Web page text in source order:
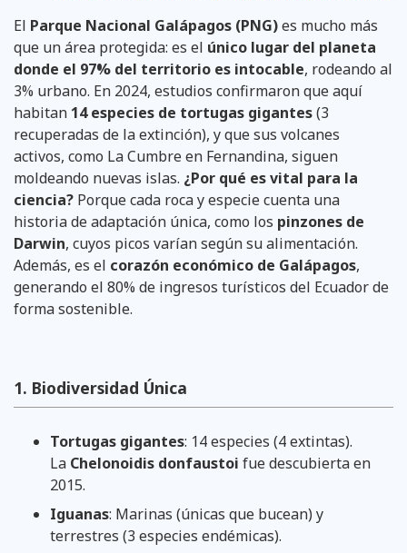
El Parque Nacional Galápagos (PNG)es mucho más
que un área protegida: es el único lugar del planeta
donde el 97% del territorio es intocable, rodeando al
3% urbano. En 2024, estudios confirmaron que aquí
habitan 14 especies de tortugas gigantes(3
recuperadas de la extinción), y que sus volcanes
activos, como La Cumbre en Fernandina, siguen
moldeando nuevas islas. ¿Por qué es vital para la
ciencia? Porque cada roca y especie cuenta una
historia de adaptación única, como los pinzones de
Darwin, cuyos picos varían según su alimentación.
Además, es el corazón económico de Galápagos,
generando el 80% de ingresos turísticos del Ecuador de
forma sostenible.
1. Biodiversidad Única
Tortugas gigantes: 14 especies (4 extintas).
La Chelonoidis donfaustoi fue descubierta en
2015.
Iguanas: Marinas (únicas que bucean) y
terrestres (3 especies endémicas).